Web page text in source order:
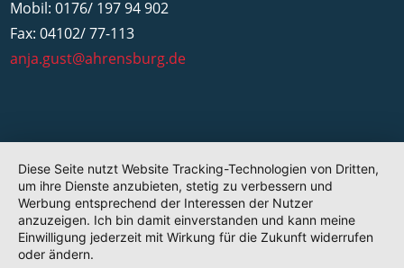
Mobil: 0176/ 197 94 902
Fax: 04102/ 77-113
anja.gust@ahrensburg.de
Diese Seite nutzt Website Tracking-Technologien von Dritten,
um ihre Dienste anzubieten, stetig zu verbessern und
Werbung entsprechend der Interessen der Nutzer
anzuzeigen. Ich bin damit einverstanden und kann meine
Einwilligung jederzeit mit Wirkung für die Zukunft widerrufen
oder ändern.